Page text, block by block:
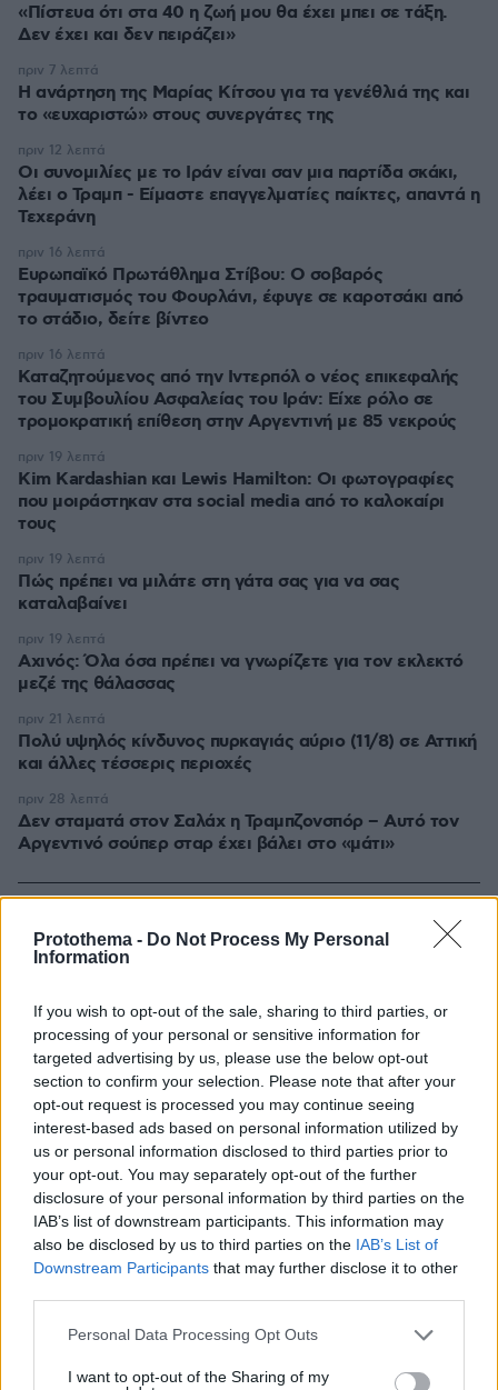
Protothema - Do Not Process My Personal
Information
If you wish to opt-out of the sale, sharing to third parties, or
processing of your personal or sensitive information for
targeted advertising by us, please use the below opt-out
section to confirm your selection. Please note that after your
opt-out request is processed you may continue seeing
interest-based ads based on personal information utilized by
us or personal information disclosed to third parties prior to
your opt-out. You may separately opt-out of the further
disclosure of your personal information by third parties on the
IAB’s list of downstream participants. This information may
also be disclosed by us to third parties on the IAB’s List of
Downstream Participants that may further disclose it to other
Please note that this website/app uses one or more Google
not limited to your visit or usage behaviour. You may click to
Personal Data Processing Opt Outs
I want to opt-out of the Sharing of my
«Πίστευα ότι στα 40 η ζωή μου θα έχει μπει σε τάξη.
Δεν έχει και δεν πειράζει»
Η ανάρτηση της Μαρίας Κίτσου για τα γενέθλιά της και
το «ευχαριστώ» στους συνεργάτες της
πριν 7 λεπτά
Οι συνομιλίες με το Ιράν είναι σαν μια παρτίδα σκάκι,
λέει ο Τραμπ - Είμαστε επαγγελματίες παίκτες, απαντά η
Τεχεράνη
πριν 12 λεπτά
Ευρωπαϊκό Πρωτάθλημα Στίβου: Ο σοβαρός
τραυματισμός του Φουρλάνι, έφυγε σε καροτσάκι από
το στάδιο, δείτε βίντεο
πριν 16 λεπτά
Καταζητούμενος από την Ιντερπόλ ο νέος επικεφαλής
του Συμβουλίου Ασφαλείας του Ιράν: Είχε ρόλο σε
τρομοκρατική επίθεση στην Αργεντινή με 85 νεκρούς
πριν 16 λεπτά
Kim Kardashian και Lewis Hamilton: Οι φωτογραφίες
που μοιράστηκαν στα social media από το καλοκαίρι
τους
πριν 19 λεπτά
Πώς πρέπει να μιλάτε στη γάτα σας για να σας
καταλαβαίνει
πριν 19 λεπτά
Αχινός: Όλα όσα πρέπει να γνωρίζετε για τον εκλεκτό
μεζέ της θάλασσας
πριν 19 λεπτά
Πολύ υψηλός κίνδυνος πυρκαγιάς αύριο (11/8) σε Αττική
και άλλες τέσσερις περιοχές
πριν 21 λεπτά
Δεν σταματά στον Σαλάχ η Τραμπζονσπόρ – Αυτό τον
Αργεντινό σούπερ σταρ έχει βάλει στο «μάτι»
πριν 28 λεπτά
ΤΑ ΠΙΟ ΔΗΜΟΦΙΛΗ